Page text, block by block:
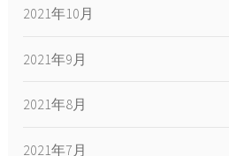
2021年10月
2021年9月
2021年8月
2021年7月